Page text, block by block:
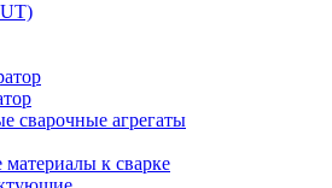
сварочные агрегаты
к сварке